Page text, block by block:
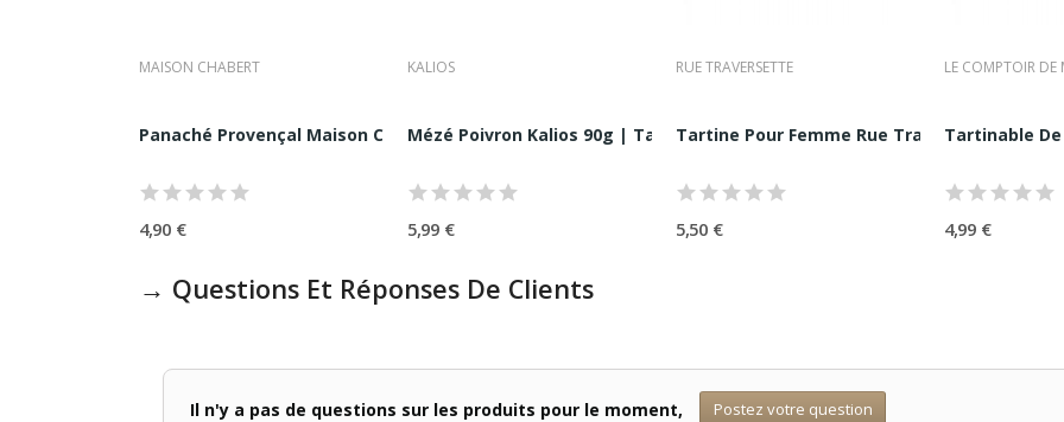
Rue Traversette 110G
MAISON CHABERT
Panaché Provençal Maison Chabert 90G
4,90 €
KALIOS
Mézé Poivron Kalios 90g | Tartinable Apéritif Grec
5,99 €
RUE TRAVERSETTE
Tartine Pour Femme Rue Travesette 110G
5,50 €
LE COMPTOIR DE
Tartinable
4,99 €
→ Questions Et Réponses De Clients
Il n'y a pas de questions sur les produits pour le moment, Postez votre question